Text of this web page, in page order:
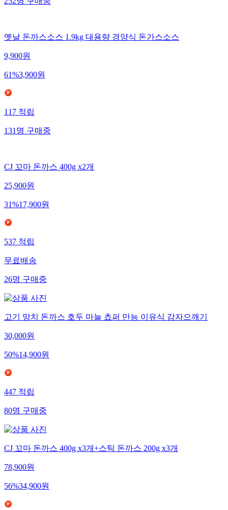
252명구매중
옛날 돈까스소스 1.9kg 대용량 경양식 돈가스소스
9,900원
61%3,900원
117적립
131명구매중
CJ 꼬마 돈까스 400g x2개
25,900원
31%17,900원
537적립
무료배송
26명구매중
고기 망치 돈까스 호두 마늘 쵸퍼 만능 이유식 감자으깨기
30,000원
50%14,900원
447적립
80명구매중
CJ 꼬마 돈까스 400g x3개+스틱 돈까스 200g x3개
78,900원
56%34,900원